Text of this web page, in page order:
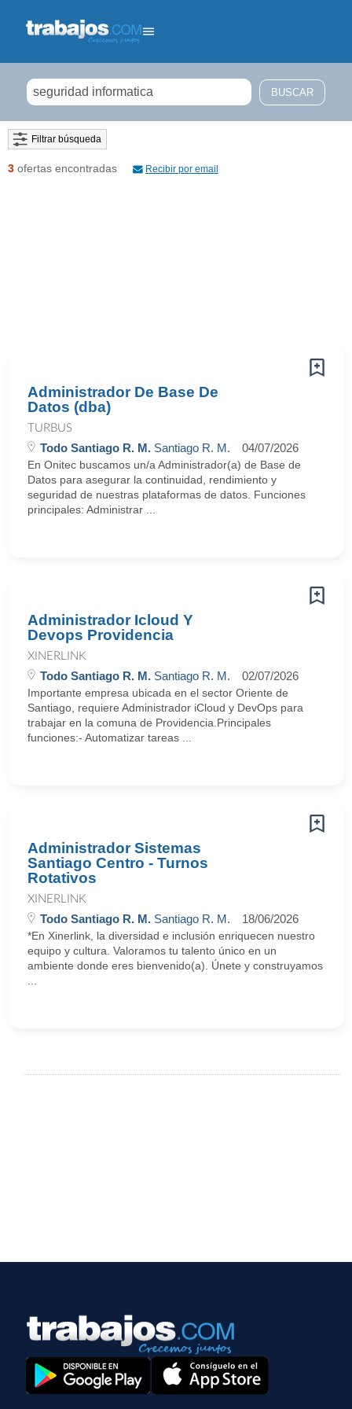
Filtrar búsqueda
3 ofertas encontradas Recibir por email
Administrador De Base De
Datos (dba)
TURBUS
Todo Santiago R. M. Santiago R. M. 04/07/2026
En Onitec buscamos un/a Administrador(a) de Base de
Datos para asegurar la continuidad, rendimiento y
seguridad de nuestras plataformas de datos. Funciones
principales: Administrar ...
Administrador Icloud Y
Devops Providencia
XINERLINK
Todo Santiago R. M. Santiago R. M. 02/07/2026
Importante empresa ubicada en el sector Oriente de
Santiago, requiere Administrador iCloud y DevOps para
trabajar en la comuna de Providencia.Principales
funciones:- Automatizar tareas ...
Administrador Sistemas
Santiago Centro - Turnos
Rotativos
XINERLINK
Todo Santiago R. M. Santiago R. M. 18/06/2026
*En Xinerlink, la diversidad e inclusión enriquecen nuestro
equipo y cultura. Valoramos tu talento único en un
ambiente donde eres bienvenido(a). Únete y construyamos